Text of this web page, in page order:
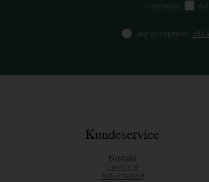
Interesse:
Jeg accepterer
Kundeservice
Kontakt
Levering
Returnering